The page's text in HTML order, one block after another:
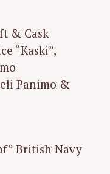
& Cask
“Kaski”,
Panimo &
British Navy